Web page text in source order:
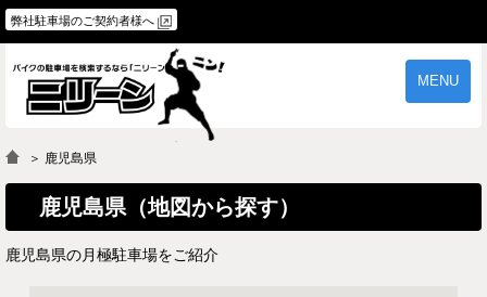
弊社駐車場のご契約者様へ
MENU
よくあるご質問
＞ 鹿児島県
鹿児島県（地図から探す）
鹿児島県の月極駐車場をご紹介